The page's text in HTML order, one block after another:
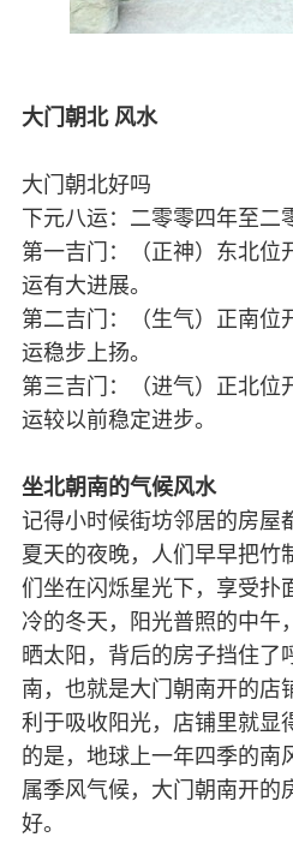
大门朝北 风水
大门朝北好吗
下元八运：二零零四年至二
第一吉门：（正神）东北位
运有大进展。
第二吉门：（生气）正南位
运稳步上扬。
第三吉门：（进气）正北位
运较以前稳定进步。
坐北朝南的气候风水
记得小时候街坊邻居的房屋
夏天的夜晚，人们早早把竹
们坐在闪烁星光下，享受扑
冷的冬天，阳光普照的中午
晒太阳，背后的房子挡住了
南，也就是大门朝南开的店
利于吸收阳光，店铺里就显
的是，地球上一年四季的南
属季风气候，大门朝南开的
好。